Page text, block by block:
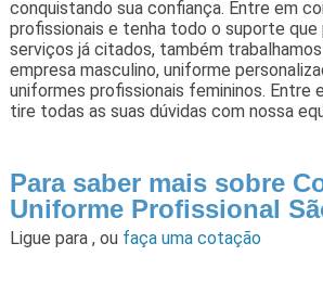
conquistando sua confiança. Entre em
profissionais e tenha todo o suporte que
serviços já citados, também
empresa masculino, uniforme
uniformes profissionais femininos. Entre
tire todas as suas dúvidas com nossa
Para saber mais sobre
Uniforme Profissional
Ligue para , ou faça uma cotação